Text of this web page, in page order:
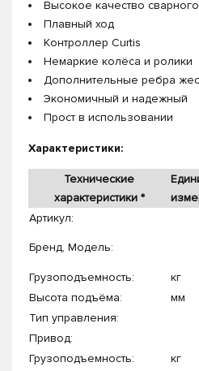
Высокое качество
Плавный ход
Контроллер Curtis
Немаркие колёса и ролики
Дополнительные ребра
Экономичный и надежный
Прост в использовании
Характеристики:
Технические
характеристики *
Артикул:
Бренд, Модель:
Грузоподъемность:
кг
Высота подъёма:
мм
Тип управления:
Привод:
Грузоподъемность:
кг